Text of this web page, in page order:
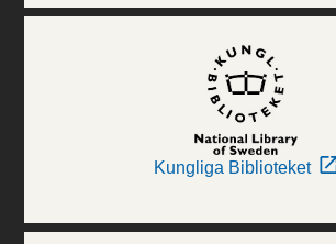
Kungliga Biblioteket